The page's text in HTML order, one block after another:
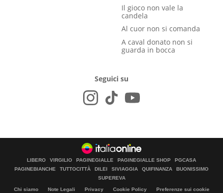
Il gioco non vale la
candela
Al cuor non si comanda
A caval donato non si
guarda in bocca
Seguici su
LIBERO VIRGILIO PAGINEGIALLE PAGINEGIALLE SHOP
PGCASA
PAGINEBIANCHE
TUTTOCITTÀ DILEI SIVIAGGIA QUIFINANZA
BUONISSIMO
SUPEREVA
Chi siamo Note Legali Privacy Cookie Policy Preferenze sui cookie